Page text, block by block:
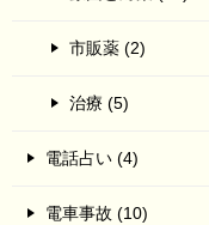
市販薬 (2)
治療 (5)
電話占い (4)
電車事故 (10)